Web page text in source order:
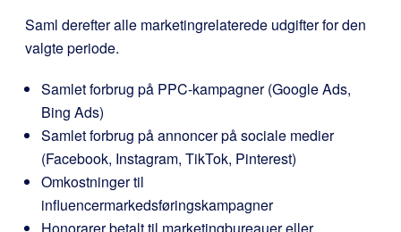
Saml derefter alle marketingrelaterede udgifter for den
valgte periode.
Samlet forbrug på PPC-kampagner (Google Ads,
Bing Ads)
Samlet forbrug på annoncer på sociale medier
(Facebook, Instagram, TikTok, Pinterest)
Omkostninger til
influencermarkedsføringskampagner